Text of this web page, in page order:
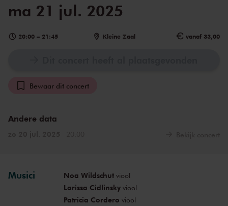
ma 21 jul. 2025
20:00 – 21:45 Kleine Zaal vanaf 33,00
Bewaar dit concert
Andere data
Musici Noa Wildschutviool
Larissa Cidlinskyviool
Patricia Cordero viool